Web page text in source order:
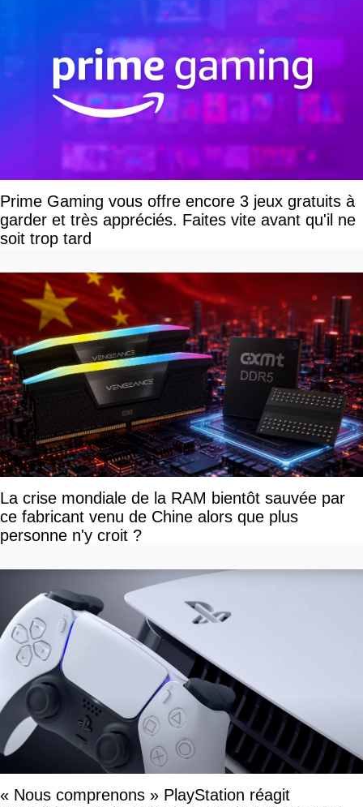
Prime Gaming vous offre encore 3 jeux gratuits à
garder et très appréciés. Faites vite avant qu'il ne
soit trop tard
La crise mondiale de la RAM bientôt sauvée par
ce fabricant venu de Chine alors que plus
personne n'y croit ?
« Nous comprenons » PlayStation réagit